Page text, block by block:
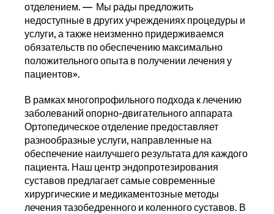
отделением. — Мы рады предложить
недоступные в других учреждениях процедуры и
услуги, а также неизменно придерживаемся
обязательств по обеспечению максимально
положительного опыта в получении лечения у
пациентов».
В рамках многопрофильного подхода к лечению
заболеваний опорно-двигательного аппарата
Ортопедическое отделение предоставляет
разнообразные услуги, направленные на
обеспечение наилучшего результата для каждого
пациента. Наш центр эндопротезирования
суставов предлагает самые современные
хирургические и медикаментозные методы
лечения тазобедренного и коленного суставов. В